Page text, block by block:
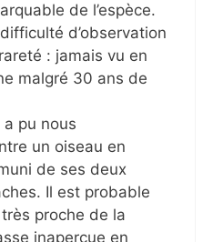
de l’espèce.
d’observation
: jamais vu en
malgré 30 ans de
a pu nous
un oiseau en
de ses deux
Il est probable
proche de la
inaperçue en